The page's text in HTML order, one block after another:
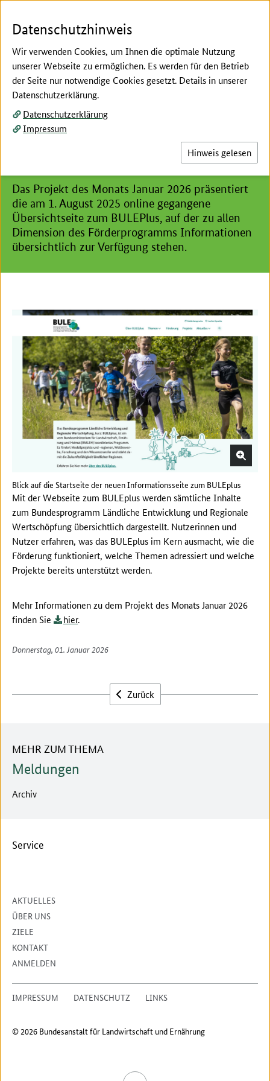
Menü
Hier beginnt der Hauptinhalt dieser Seite
Projekt des Monats Januar
2026 (BMLEH): Eine Website
- Alle Infos zum BULEplus
Das Projekt des Monats Januar 2026 präsentiert
die am 1. August 2025 online gegangene
Übersichtseite zum BULEPlus, auf der zu allen
Dimension des Förderprogramms Informationen
übersichtlich zur Verfügung stehen.
Blick auf die Startseite der neuen Informationsseite zum BULEplus
Mit der Webseite zum BULEplus werden sämtliche Inhalte
zum Bundesprogramm Ländliche Entwicklung und Regionale
Wertschöpfung übersichtlich dargestellt. Nutzerinnen und
Nutzer erfahren, was das BULEplus im Kern ausmacht, wie die
Förderung funktioniert, welche Themen adressiert und welche
Projekte bereits unterstützt werden.
Mehr Informationen zu dem Projekt des Monats Januar 2026
finden Sie
hier.
Donnerstag, 01. Januar 2026
Zurück
MEHR ZUM THEMA
Meldungen
Archiv
Service
AKTUELLES
ÜBER UNS
ZIELE
KONTAKT
ANMELDEN
IMPRESSUM DATENSCHUTZ LINKS
© 2026 Bundesanstalt für Landwirtschaft und Ernährung
Datenschutzhinweis
Wir verwenden Cookies, um Ihnen die optimale Nutzung
unserer Webseite zu ermöglichen. Es werden für den Betrieb
der Seite nur notwendige Cookies gesetzt. Details in unserer
Datenschutzerklärung.
Datenschutzerklärung
Impressum
Hinweis gelesen